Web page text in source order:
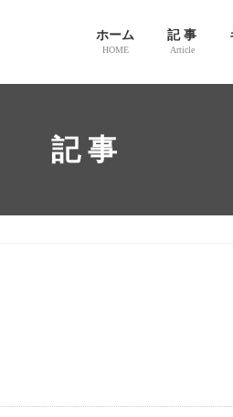
ホーム
HOME
記 事
Article
記 事